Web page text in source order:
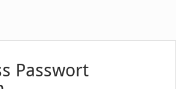
Passwort